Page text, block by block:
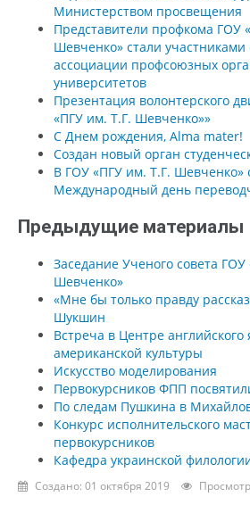
Министерством просвещения
Представители профкома ГОУ
Шевченко» стали участниками
ассоциации профсоюзных
университетов
Презентация волонтерского
«ПГУ им. Т.Г. Шевченко»»
С Днем рождения, Alma mater!
Создан новый орган
В ГОУ «ПГУ им. Т.Г. Шевченко»
Международный день
Предыдущие материалы
Заседание Ученого совета
Шевченко»
«Мне бы только правду
Шукшин
Встреча в Центре английского
американской культуры
Искусство моделирования
Первокурсников ФПП
По следам Пушкина в
Конкурс исполнительского
первокурсников
Кафедра украинской
Создано: 01 октября 2019